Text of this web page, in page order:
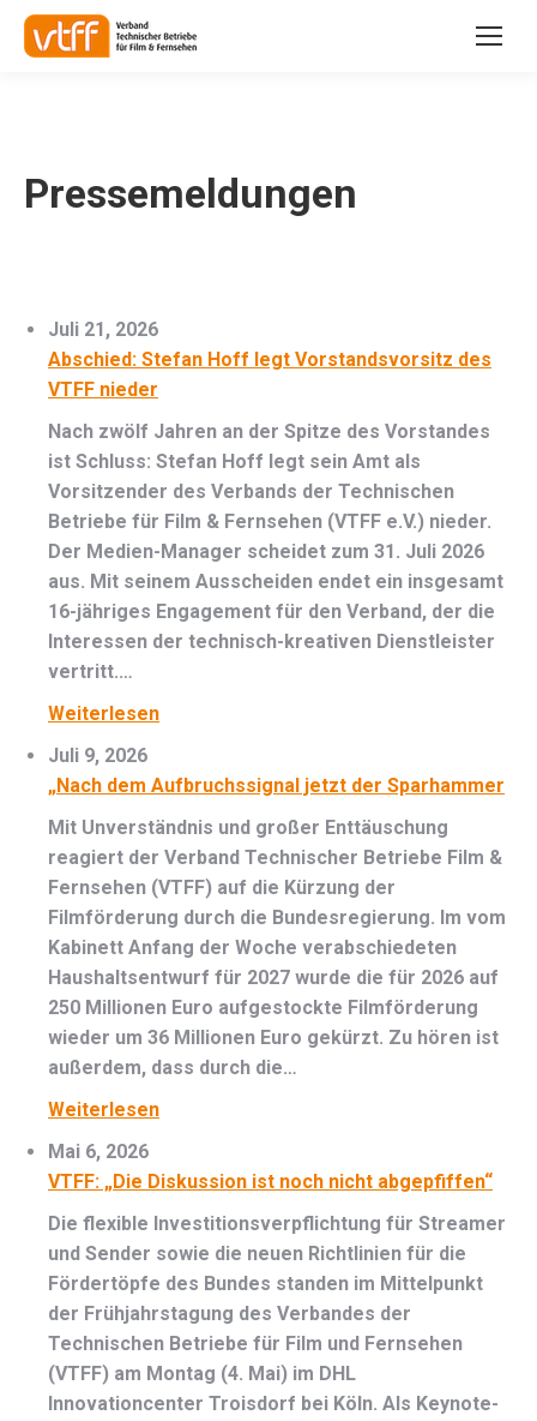
Pressemeldungen
Juli 21, 2026
Abschied: Stefan Hoff legt Vorstandsvorsitz des
VTFF nieder
Nach zwölf Jahren an der Spitze des Vorstandes
ist Schluss: Stefan Hoff legt sein Amt als
Vorsitzender des Verbands der Technischen
Betriebe für Film & Fernsehen (VTFF e.V.) nieder.
Der Medien-Manager scheidet zum 31. Juli 2026
aus. Mit seinem Ausscheiden endet ein insgesamt
16-jähriges Engagement für den Verband, der die
Interessen der technisch-kreativen Dienstleister
vertritt.…
Weiterlesen
Juli 9, 2026
„Nach dem Aufbruchssignal jetzt der Sparhammer
Mit Unverständnis und großer Enttäuschung
reagiert der Verband Technischer Betriebe Film &
Fernsehen (VTFF) auf die Kürzung der
Filmförderung durch die Bundesregierung. Im vom
Kabinett Anfang der Woche verabschiedeten
Haushaltsentwurf für 2027 wurde die für 2026 auf
250 Millionen Euro aufgestockte Filmförderung
wieder um 36 Millionen Euro gekürzt. Zu hören ist
außerdem, dass durch die…
Weiterlesen
Mai 6, 2026
VTFF: „Die Diskussion ist noch nicht abgepfiffen“
Die flexible Investitionsverpflichtung für Streamer
und Sender sowie die neuen Richtlinien für die
Fördertöpfe des Bundes standen im Mittelpunkt
der Frühjahrstagung des Verbandes der
Technischen Betriebe für Film und Fernsehen
(VTFF) am Montag (4. Mai) im DHL
Innovationcenter Troisdorf bei Köln. Als Keynote-